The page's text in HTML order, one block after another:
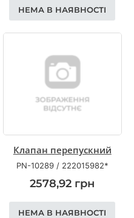
НЕМА В НАЯВНОСТІ
Клапан перепускний
PN-10289/ 222015982*
2578,92 грн
НЕМА В НАЯВНОСТІ